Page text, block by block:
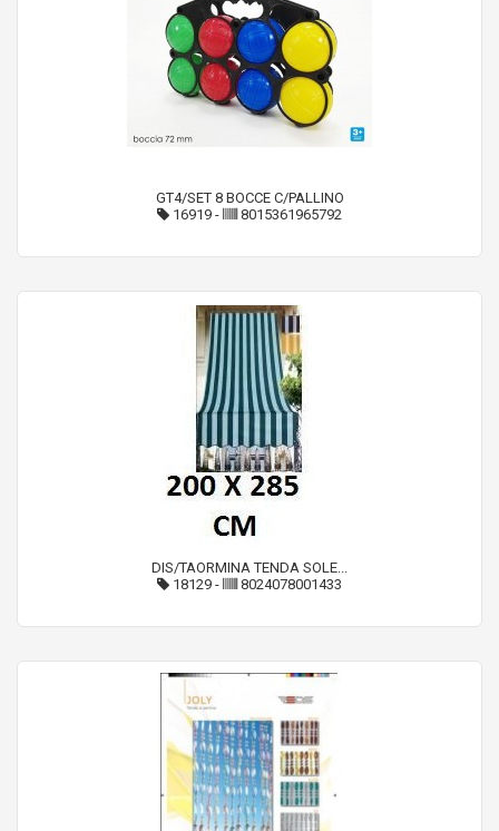
GT4/SET 8 BOCCE C/PALLINO
16919 - 8015361965792
DIS/TAORMINA TENDA SOLE...
18129 - 8024078001433